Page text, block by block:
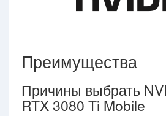
Преимущества
Причины выбрать
RTX 3080 Ti Mobile